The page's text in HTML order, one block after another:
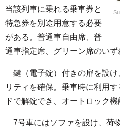
当該列車に乗れる乗車券と
特急券を別途用意する必要
がある。普通車自由席、普
通車指定席、グリーン席のいず
鍵（電子錠）付きの扉を設け
リティを確保。乗車時に利用
ドで解錠でき、オートロック機
7号車にはソファを設け、荷